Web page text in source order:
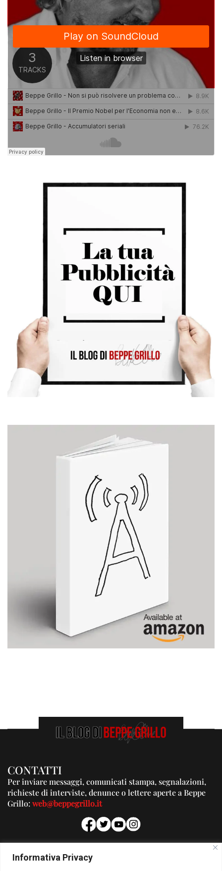
Informativa Privacy
CONTATTI
Per inviare messaggi, comunicati stampa, segnalazioni,
richieste di interviste, denunce o lettere aperte a Beppe
Grillo:web@beppegrillo.it
PUBBLICITA'
Per la tua pubblicità su questo Blog: